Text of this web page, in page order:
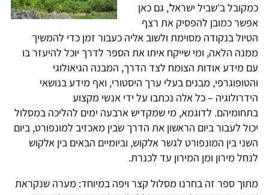
כמקובל ב'שביל ישראל', גם כאן
אפשר כמובן להפסיק את רצף
הטיול בנקודה מסוימת ולשוב אליה כעבור זמן כדי להמשיך
ממנה הלאה, ומי שייקח איתו את הספר לדרך יוכל להיעזר בו
עם מידע אודות הצומח לצד הדרך, המבנה הגיאולוגי
והטופוגרפי, מבנים בעלי ערך היסטורי, ואף מידע בנושאי
הידרולוגיה – כל אלה נכתבו על ידי אנשי מקצוע
בתחומיהם. לדוגמא, מי שמקדיש ארבעה ימים להליכה במסלול
יכול לעבור ביום הראשון את הדרך שבין מאכזיב למונפורט, ביום
השני בין המונפורט לגשר אלקוש, וביומיים הבאים בין אלקוש
לנחל מירון ומן המירון עד לכנרת.
מתוך ספר זה בחרנו מסלול קצר ויפה במיוחד: מערה שנקראת